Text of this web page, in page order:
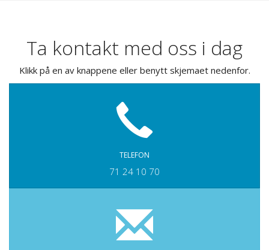
Ta kontakt med oss i dag
Klikk på en av knappene eller benytt skjemaet nedenfor.
TELEFON
71 24 10 70